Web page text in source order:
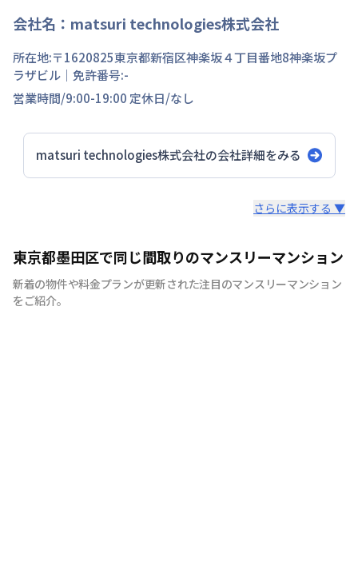
会社名： matsuri technologies株式会社
所在地:〒1620825東京都新宿区神楽坂４丁目番地8神楽坂プ
ラザビル ｜免許番号:-
営業時間/9:00-19:00 定休日/なし
matsuri technologies株式会社の会社詳細をみる
意味ある新産業を創り続ける
さらに表示する ▼
東京都墨田区で同じ間取りのマンスリーマンション
新着の物件や料金プランが更新された注目のマンスリーマンション
をご紹介。